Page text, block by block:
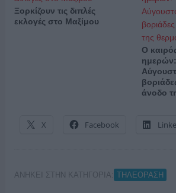
Ξορκίζουν τις διπλές
εκλογές στο Μαξίμου
Ο
άνοδο
X Facebook
ΑΝΗΚΕΙ ΣΤΗΝ ΚΑΤΗΓΟΡΙΑ: ΤΗΛΕΟΡΑΣΗ